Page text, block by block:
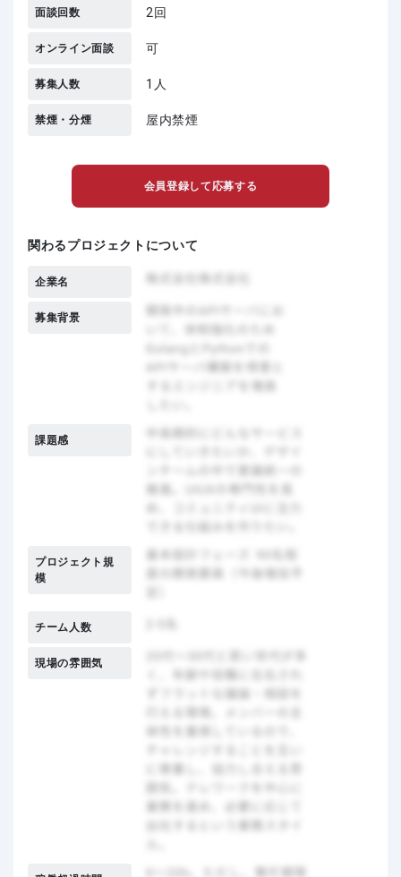
面談回数 2回
オンライン面談 可
募集人数 1人
禁煙・分煙 屋内禁煙
会員登録して応募する
関わるプロジェクトについて
企業名
募集背景
課題感
プロジェクト規
模
チーム人数
現場の雰囲気